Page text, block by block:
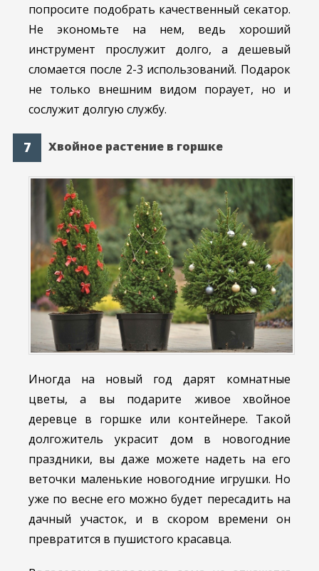
попросите подобрать качественный секатор.
Не экономьте на нем, ведь хороший
инструмент прослужит долго, а дешевый
сломается после 2-3 использований. Подарок
не только внешним видом пораует, но и
сослужит долгую службу.
Хвойное растение в горшке
Иногда на новый год дарят комнатные
цветы, а вы подарите живое хвойное
деревце в горшке или контейнере. Такой
долгожитель украсит дом в новогодние
праздники, вы даже можете надеть на его
веточки маленькие новогодние игрушки. Но
уже по весне его можно будет пересадить на
дачный участок, и в скором времени он
превратится в пушистого красавца.